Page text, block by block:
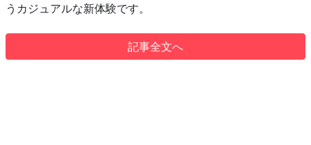
うカジュアルな新体験です。
記事全文へ